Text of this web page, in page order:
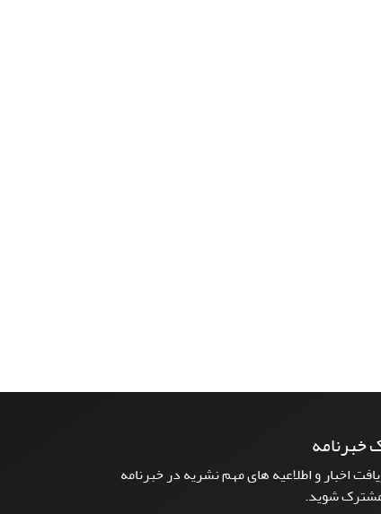
خبرنامه
اخبار و اطلاعیه های مهم نشریه در خبرنامه
شوید.